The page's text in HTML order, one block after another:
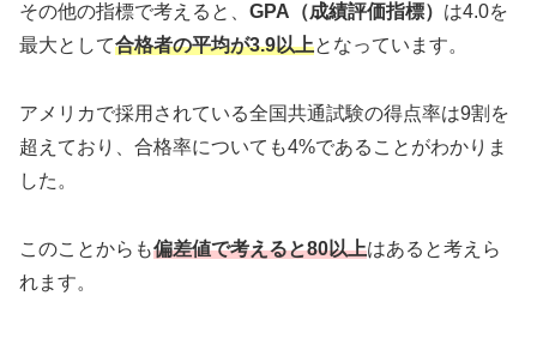
その他の指標で考えると、 GPA（成績評価指標） は4.0を
最大として合格者の平均が3.9以上となっています。
アメリカで採用されている全国共通試験の得点率は9割を
超えており、合格率についても4%であることがわかりま
した。
このことからも偏差値で考えると80以上はあると考えら
れます。